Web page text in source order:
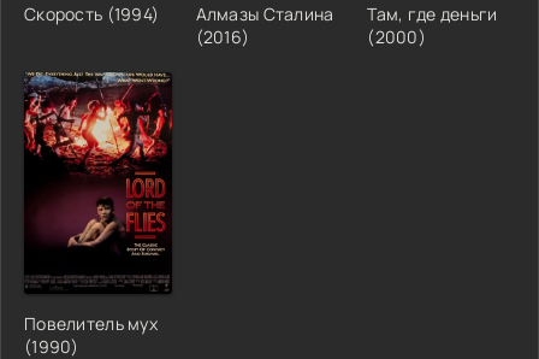
Скорость (1994)
Алмазы Сталина
(2016)
Там, где деньги
(2000)
Повелитель мух
(1990)